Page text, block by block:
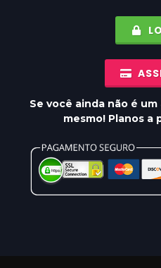
Se você ainda não é
mesmo! Planos a